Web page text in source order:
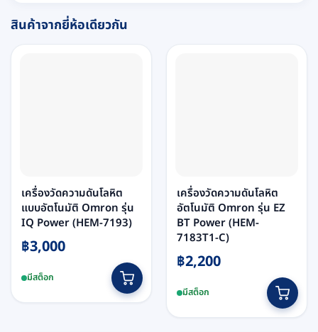
สินค้าจากยี่ห้อเดียวกัน
เครื่องวัดความดันโลหิต
แบบอัตโนมัติ Omron รุ่น
IQ Power (HEM-7193)
฿3,000
มีสต็อก
เครื่องวัดความดันโลหิต
อัตโนมัติ Omron รุ่น EZ
BT Power (HEM-
7183T1-C)
฿2,200
มีสต็อก